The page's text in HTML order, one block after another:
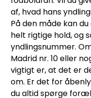
af, hvad hans
På den måde kan
helt rigtige hold, og
yndlingsnummer.
Madrid nr. 10 eller
vigtigt er, at det er
om. Er det for
du altid spørge